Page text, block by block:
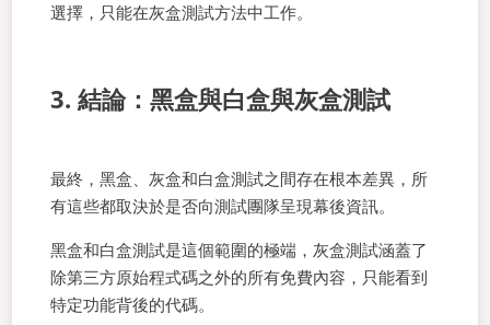
選擇，只能在灰盒測試方法中工作。
3. 結論：黑盒與白盒與灰盒測試
最終，黑盒、灰盒和白盒測試之間存在根本差異，所
有這些都取決於是否向測試團隊呈現幕後資訊。
黑盒和白盒測試是這個範圍的極端，灰盒測試涵蓋了
除第三方原始程式碼之外的所有免費內容，只能看到
特定功能背後的代碼。